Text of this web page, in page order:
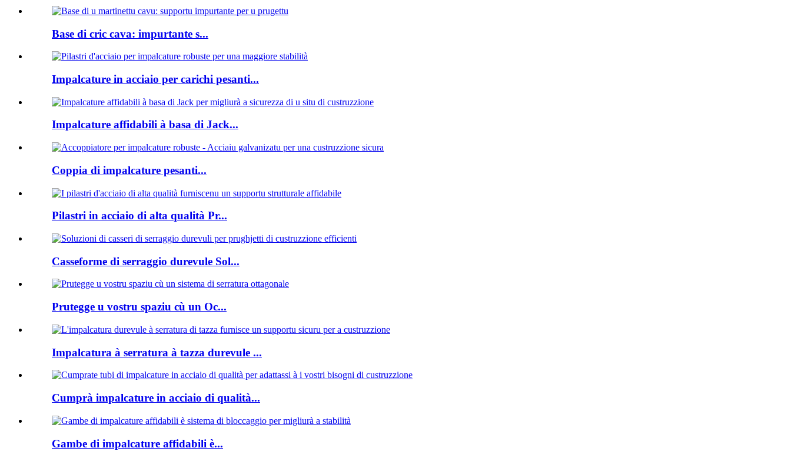
Base di cric cava: impurtante s...
Impalcature in acciaio per carichi pesanti...
Impalcature affidabili à basa di Jack...
Coppia di impalcature pesanti...
Pilastri in acciaio di alta qualità Pr...
Casseforme di serraggio durevule Sol...
Prutegge u vostru spaziu cù un Oc...
Impalcatura à serratura à tazza durevule ...
Cumprà impalcature in acciaio di qualità...
Gambe di impalcature affidabili è...